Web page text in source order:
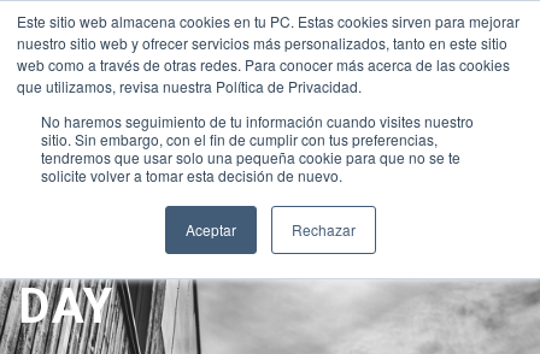
Este sitio web almacena cookies en tu PC. Estas cookies sirven para mejorar
nuestro sitio web y ofrecer servicios más personalizados, tanto en este sitio
web como a través de otras redes. Para conocer más acerca de las cookies
que utilizamos, revisa nuestra Política de Privacidad.
No haremos seguimiento de tu información cuando visites nuestro
sitio. Sin embargo, con el fin de cumplir con tus preferencias,
tendremos que usar solo una pequeña cookie para que no se te
solicite volver a tomar esta decisión de nuevo.
Aceptar Rechazar
INTRANET|ALEXIA|MOODLE|NEW INTRANET
+34 952 30 51 00
sanjose@fundacionloyola.es
DAY